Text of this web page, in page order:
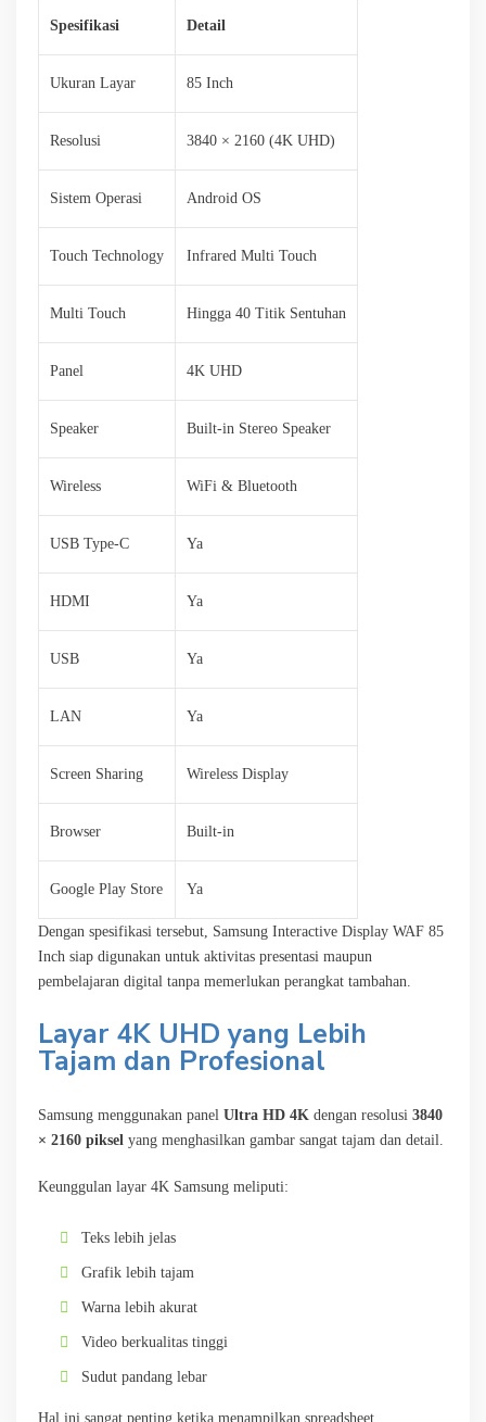
Spesifikasi Detail
Ukuran Layar 85 Inch
Resolusi 3840 × 2160 (4K UHD)
Sistem Operasi Android OS
Touch Technology Infrared Multi Touch
Multi Touch Hingga 40 Titik Sentuhan
Panel 4K UHD
Speaker Built-in Stereo Speaker
Wireless WiFi & Bluetooth
USB Type-C Ya
HDMI Ya
USB Ya
LAN Ya
Screen Sharing Wireless Display
Browser Built-in
Google Play Store Ya
Dengan spesifikasi tersebut, Samsung Interactive Display WAF 85
Inch siap digunakan untuk aktivitas presentasi maupun
pembelajaran digital tanpa memerlukan perangkat tambahan.
Layar 4K UHD yang Lebih
Tajam dan Profesional
Samsung menggunakan panel Ultra HD 4K dengan resolusi 3840
× 2160 piksel yang menghasilkan gambar sangat tajam dan detail.
Keunggulan layar 4K Samsung meliputi:
Teks lebih jelas
Grafik lebih tajam
Warna lebih akurat
Video berkualitas tinggi
Sudut pandang lebar
Hal ini sangat penting ketika menampilkan spreadsheet,